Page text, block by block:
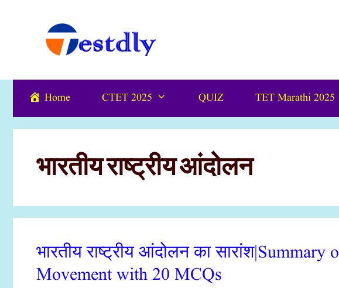
Home CTET 2025 QUIZ TET Marathi 2025
भारतीय राष्ट्रीय आंदोलन
भारतीय राष्ट्रीय आंदोलन का
Movement with 20 MCQs